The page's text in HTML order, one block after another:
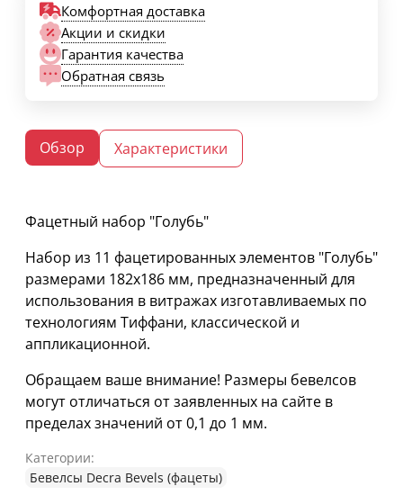
Комфортная доставка
Акции и скидки
Гарантия качества
Обратная связь
Обзор Характеристики
Фацетный набор "Голубь"
Набор из 11 фацетированных элементов "Голубь"
размерами 182х186 мм, предназначенный для
использования в витражах изготавливаемых по
технологиям Тиффани, классической и
аппликационной.
Обращаем ваше внимание! Размеры бевелсов
могут отличаться от заявленных на сайте в
пределах значений от 0,1 до 1 мм.
Категории:
Бевелсы Decra Bevels (фацеты)